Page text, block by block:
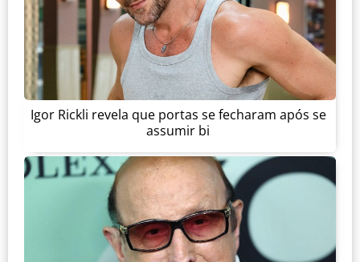
Igor Rickli revela que portas se fecharam após se
assumir bi